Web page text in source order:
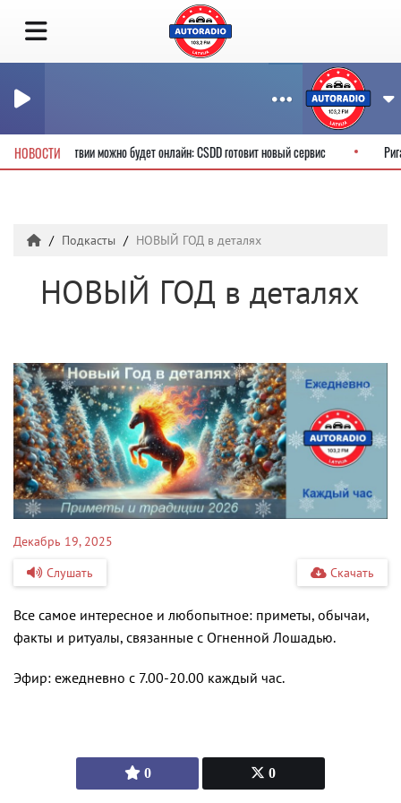
НОВОСТИ
права в Латвии можно будет онлайн: CSDD готовит новый сервис
Подкасты НОВЫЙ ГОД в деталях
НОВЫЙ ГОД в деталях
0 0
Декабрь 19, 2025
Слушать
Скачать
Все самое интересное и любопытное: приметы, обычаи,
факты и ритуалы, связанные с Огненной Лошадью.
Эфир: ежедневно с 7.00-20.00 каждый час.